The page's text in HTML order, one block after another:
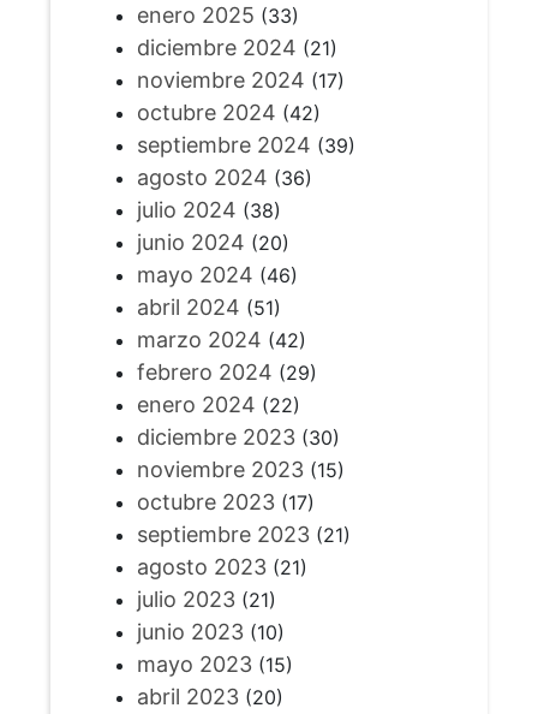
enero 2025 (33)
diciembre 2024 (21)
noviembre 2024 (17)
octubre 2024 (42)
septiembre 2024 (39)
agosto 2024 (36)
julio 2024 (38)
junio 2024 (20)
mayo 2024 (46)
abril 2024 (51)
marzo 2024 (42)
febrero 2024 (29)
enero 2024 (22)
diciembre 2023(30)
noviembre 2023(15)
octubre 2023(17)
septiembre 2023(21)
agosto 2023(21)
julio 2023(21)
junio 2023(10)
mayo 2023(15)
abril 2023(20)